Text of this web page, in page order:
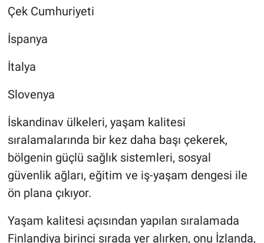
Çek Cumhuriyeti
İspanya
İtalya
Slovenya
İskandinav ülkeleri, yaşam kalitesi
sıralamalarında bir kez daha başı çekerek,
bölgenin güçlü sağlık sistemleri, sosyal
güvenlik ağları, eğitim ve iş-yaşam dengesi ile
ön plana çıkıyor.
Yaşam kalitesi açısından yapılan sıralamada
Finlandiya birinci sırada yer alırken, onu İzlanda,